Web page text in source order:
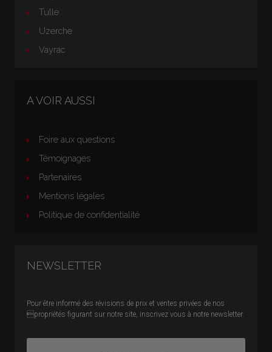
Tulle
Uzerche
Vayrac
A VOIR AUSSI
Foire aux questions
Témoignages
Partenaires
Mentions légales
Politique de confidentialité
NEWSLETTER
Pour être informé des révisions de prix et ventes privées de nos
propriétés figurant sur notre site, inscrivez vous à notre newsletter.